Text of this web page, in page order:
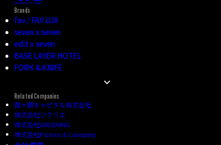
Brands
fav / FAV LUX
seven x seven
edit x seven
BASE LAYER HOTEL
FORK & KNIFE
FHG HOTELS 宿泊者プライバシーポリシー
FHG HOTELS 宿泊約款
FHG 会員プログラム
-会員規約
FHG HOTELS 利用規則
Related Companies
霞ヶ関キャピタル株式会社
株式会社リクリエ
株式会社GREENING
株式会社Pictors & Company